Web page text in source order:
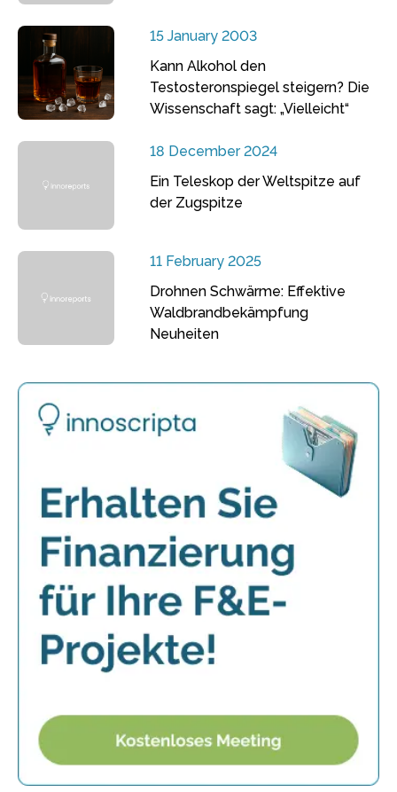
15 January 2003
Kann Alkohol den
Testosteronspiegel steigern? Die
Wissenschaft sagt: „Vielleicht“
18 December 2024
Ein Teleskop der Weltspitze auf
der Zugspitze
11 February 2025
Drohnen Schwärme: Effektive
Waldbrandbekämpfung
Neuheiten